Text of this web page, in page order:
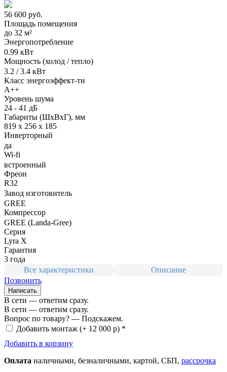
56 600 руб.
Площадь помещения
до 32 м²
Энергопотребление
0.99 кВт
Мощность (холод / тепло)
3.2 / 3.4 кВт
Класс энергоэффект-ти
A++
Уровень шума
24 - 41 дБ
Габариты (ШxВxГ), мм
819 x 256 x 185
Инверторный
да
Wi-fi
встроенный
Фреон
R32
Завод изготовитель
GREE
Компрессор
GREE (Landa-Gree)
Серия
Lyra X
Гарантия
3 года
Все характеристики
Описание
Позвонить
Написать
В сети — ответим сразу.
В сети — ответим сразу.
Вопрос по товару? — Подскажем.
Добавить монтаж (+ 12 000 р) *
Добавить в корзину
Оплата наличными, безналичными, картой, СБП, рассрочка